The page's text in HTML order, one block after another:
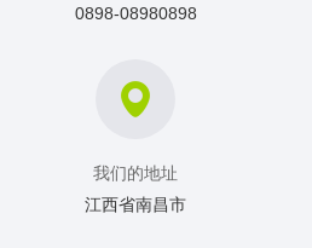
0898-08980898
我们的地址
江西省南昌市